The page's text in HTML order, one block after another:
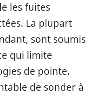
les fuites
La plupart
sont soumis
qui limite
de pointe.
de sonder à